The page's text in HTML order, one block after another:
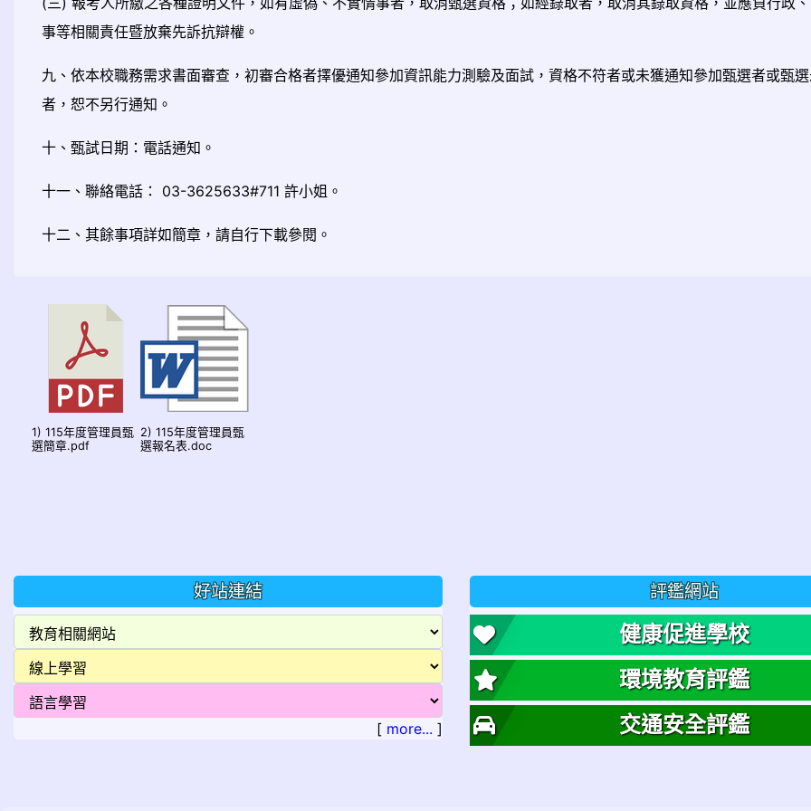
事等相關責任暨放棄先訴抗辯權。
九、依本校職務需求書面審查，初審合格者擇優通知參加資訊能力測驗及面試，資格不符者或未獲通知參加甄選者或甄
者，恕不另行通知。
十、甄試日期：電話通知。
十一、聯絡電話： 03-3625633#711 許小姐。
十二、其餘事項詳如簡章，請自行下載參閱。
1) 115年度管理員甄
選簡章.pdf
2) 115年度管理員甄
選報名表.doc
好站連結
[ more... ]
評鑑網站
健康促進學校
環境教育評鑑
交通安全評鑑